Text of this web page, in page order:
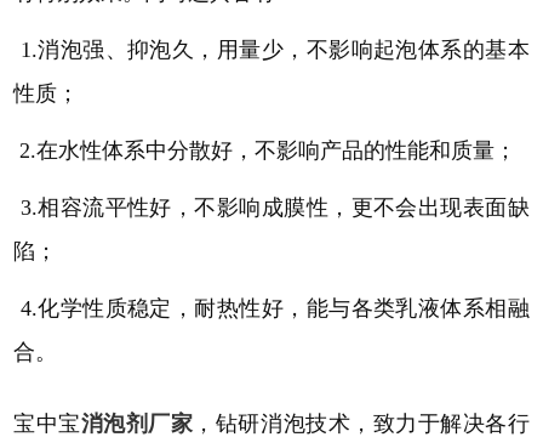
1.消泡强、抑泡久，用量少，不影响起泡体系的基本
性质 ；
2.在水性体系中分散好，不影响产品的性能和质量 ；
3.相容流平性好，不影响成膜性，更不会出现表面缺
陷 ；
4.化学性质稳定，耐热性好，能与各类乳液体系相融
合。
宝中宝消泡剂厂家 ，钻研消泡技术，致力于解决各行